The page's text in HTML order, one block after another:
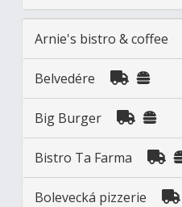
Arnie's bistro & coffee
Belvedére
Big Burger
Bistro Ta Farma
Bolevecká pizzerie